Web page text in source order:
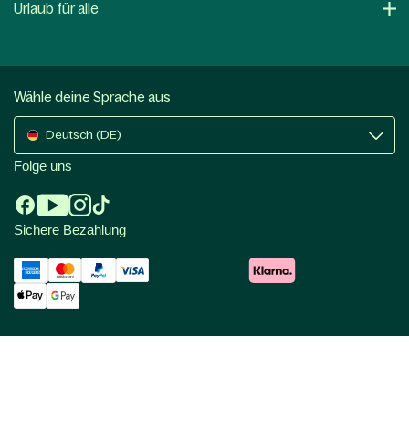
Urlaub für alle
Wähle deine Sprache aus
Deutsch (DE)
Folge uns
Sichere Bezahlung